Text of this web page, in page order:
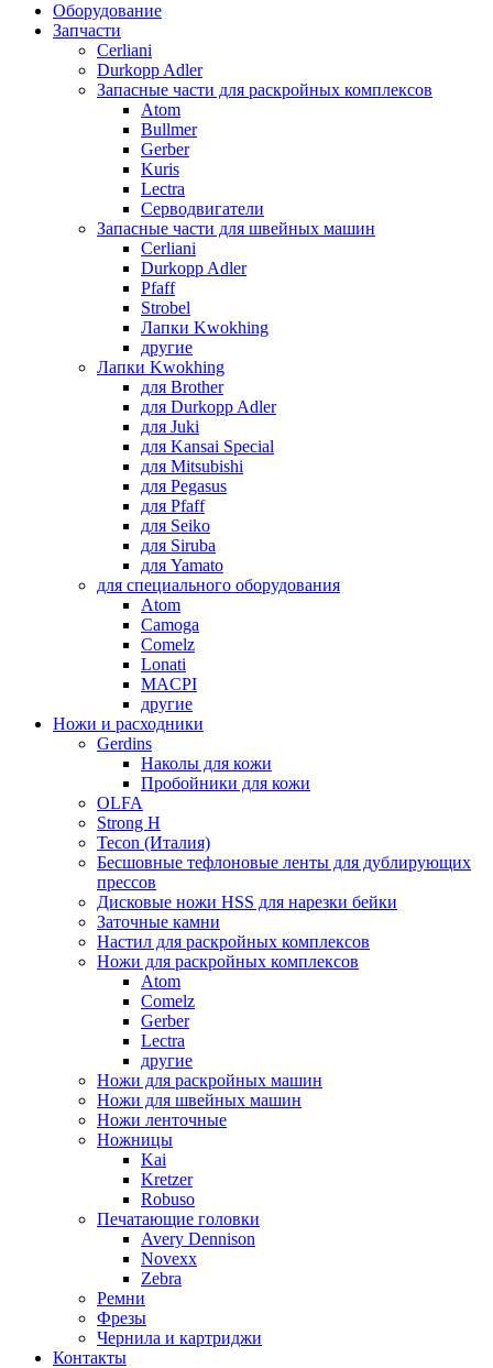
Оборудование
Запчасти
Cerliani
Durkopp Adler
Запасные части для раскройных комплексов
Atom
Bullmer
Gerber
Kuris
Lectra
Серводвигатели
Запасные части для швейных машин
Cerliani
Durkopp Adler
Pfaff
Strobel
Лапки Kwokhing
другие
Лапки Kwokhing
для Brother
для Durkopp Adler
для Juki
для Kansai Special
для Mitsubishi
для Pegasus
для Pfaff
для Seiko
для Siruba
для Yamato
для специального оборудования
Atom
Camoga
Comelz
Lonati
MACPI
другие
Ножи и расходники
Gerdins
Наколы для кожи
Пробойники для кожи
OLFA
Strong H
Tecon (Италия)
Бесшовные тефлоновые ленты для дублирующих
прессов
Дисковые ножи HSS для нарезки бейки
Заточные камни
Настил для раскройных комплексов
Ножи для раскройных комплексов
Atom
Comelz
Gerber
Lectra
другие
Ножи для раскройных машин
Ножи для швейных машин
Ножи ленточные
Ножницы
Kai
Kretzer
Robuso
Печатающие головки
Avery Dennison
Novexx
Zebra
Ремни
Фрезы
Чернила и картриджи
Контакты